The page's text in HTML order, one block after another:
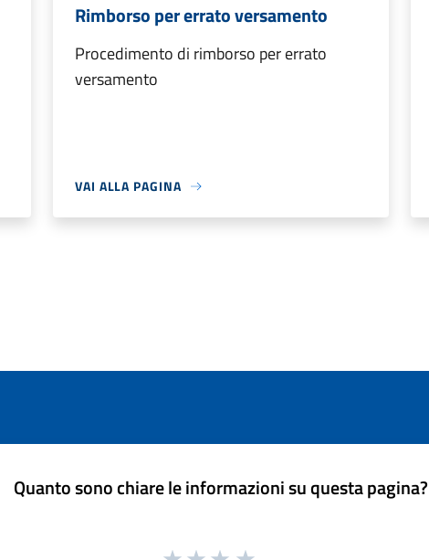
Rimborso per errato versamento
Procedimento di rimborso per errato
versamento
VAI ALLA PAGINA
Quanto sono chiare le informazioni su questa pagina?